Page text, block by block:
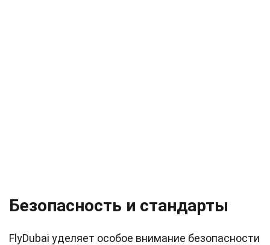
Безопасность и стандарты
FlyDubai уделяет особое внимание безопасности